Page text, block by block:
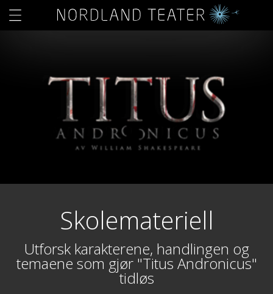
Skolemateriell
Utforsk karakterene, handlingen og
temaene som gjør "Titus Andronicus"
tidløs